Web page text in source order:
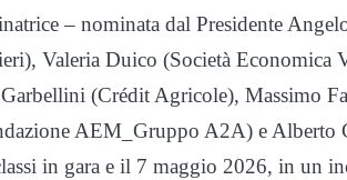
– nominata dal Presidente
Valeria Duico (Società Economica
(Crédit Agricole), Massimo
AEM_Gruppo A2A) e Alberto
in gara e il 7 maggio 2026, in un